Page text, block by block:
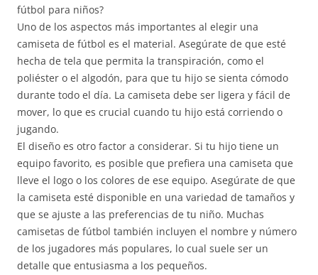
fútbol para niños?
Uno de los aspectos más importantes al elegir una
camiseta de fútbol es el material. Asegúrate de que esté
hecha de tela que permita la transpiración, como el
poliéster o el algodón, para que tu hijo se sienta cómodo
durante todo el día. La camiseta debe ser ligera y fácil de
mover, lo que es crucial cuando tu hijo está corriendo o
jugando.
El diseño es otro factor a considerar. Si tu hijo tiene un
equipo favorito, es posible que prefiera una camiseta que
lleve el logo o los colores de ese equipo. Asegúrate de que
la camiseta esté disponible en una variedad de tamaños y
que se ajuste a las preferencias de tu niño. Muchas
camisetas de fútbol también incluyen el nombre y número
de los jugadores más populares, lo cual suele ser un
detalle que entusiasma a los pequeños.